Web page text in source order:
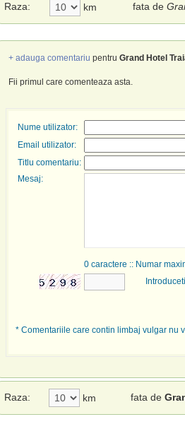
Raza: km fata de
+ adauga comentariu pentru Grand Hotel
Fii primul care comenteaza asta.
Nume utilizator:
Email utilizator:
Titlu comentariu:
Mesaj:
0caractere :: Numar
* Comentariile care contin limbaj vulgar nu
Raza: km fata de